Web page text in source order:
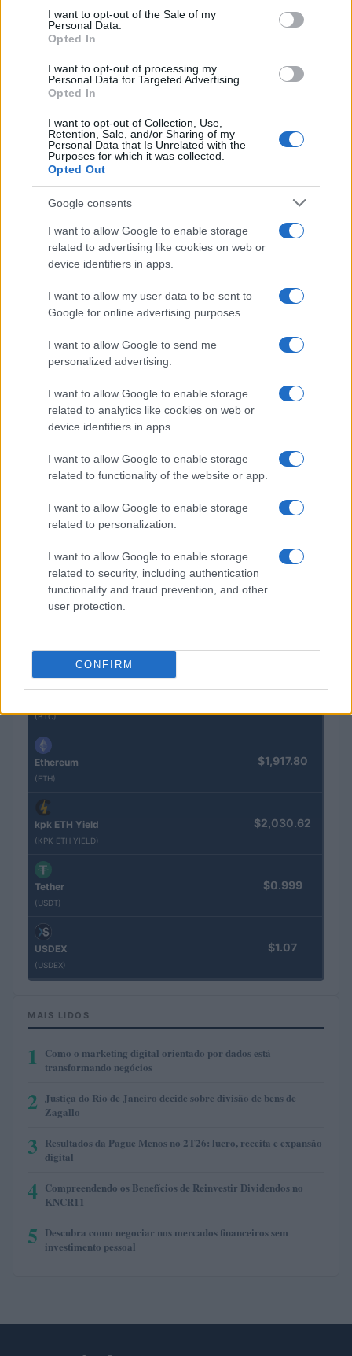
consent section.
I want to opt-out of the Sale of my
Personal Data.
Opted In
I want to opt-out of processing my
Personal Data for Targeted Advertising.
Opted In
I want to opt-out of Collection, Use,
Retention, Sale, and/or Sharing of my
Personal Data that Is Unrelated with the
Purposes for which it was collected.
Opted Out
Google consents
I want to allow Google to enable storage
related to advertising like cookies on web or
device identifiers in apps.
I want to allow my user data to be sent to
Google for online advertising purposes.
I want to allow Google to send me
personalized advertising.
I want to allow Google to enable storage
related to analytics like cookies on web or
device identifiers in apps.
I want to allow Google to enable storage
related to functionality of the website or app.
I want to allow Google to enable storage
related to personalization.
I want to allow Google to enable storage
related to security, including authentication
functionality and fraud prevention, and other
user protection.
CONFIRM
Petróleo Brent cai 8.3% e arrasta commodities em agosto de
COTAÇÕES CRYPTO
Nome Preço
Kinza Babylon Staked BTC
(KBTC)
$83,270.00
$4,205.78
JDB
(JDB)
$0.022
kpk ETH Prime
(KPK ETH PRIME)
$2,034.90
(SYBTC)
(BTC)
Ethereum
(ETH)
$1,917.80
kpk ETH Yield
(KPK ETH YIELD)
$2,030.62
Tether
(USDT)
$0.999
USDEX
(USDEX)
$1.07
MAIS LIDOS
1
Como o marketing digital orientado por dados está
transformando negócios
2
Justiça do Rio de Janeiro decide sobre divisão de bens de
Zagallo
3 Resultados da Pague Menos no 2T26: lucro, receita e expansão
digital
4 Compreendendo os Benefícios de Reinvestir Dividendos no
KNCR11
5 Descubra como negociar nos mercados financeiros sem
investimento pessoal